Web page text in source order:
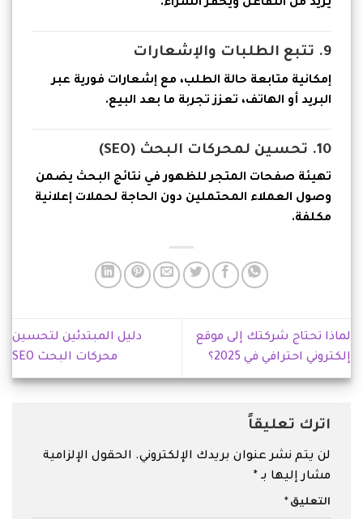
يزيد من التفاعل ويحفز الشراء.
9. تتبع الطلبات والإشعارات
إمكانية متابعة حالة الطلب، مع إشعارات فورية عبر
البريد أو الهاتف، تعزز تجربة ما بعد البيع.
10. تحسين لمحركات البحث (SEO)
تهيئة صفحات المتجر للظهور في نتائج البحث يضمن
وصول العملاء المحتملين دون الحاجة لحملات إعلانية
مكلفة.
لماذا تحتاج شركتك إلى موقع
إلكتروني احترافي في 2025؟
دليل المبتدئين لتحسين
محركات البحث SEO
اترك تعليقاً
لن يتم نشر عنوان بريدك الإلكتروني. الحقول الإلزامية
مشار إليها بـ *
التعليق *